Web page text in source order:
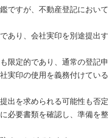
ですが、不動産登記におい
あり、会社実印を別途提出
限定的であり、通常の登記
実印の使用を義務付けてい
出を求められる可能性も否定
必要書類を確認し、準備を